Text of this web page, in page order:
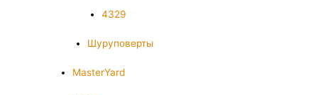
4329
Шуруповерты
MasterYard